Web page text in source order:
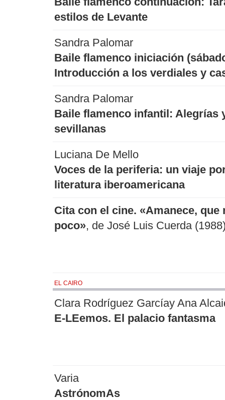
estilos de Levante
Sandra Palomar
Baile flamenco iniciación
Introducción a los verdiales y
Sandra Palomar
Baile flamenco infantil: Alegrías
sevillanas
Luciana De Mello
Voces de la periferia: un viaje
literatura iberoamericana
Cita con el cine. «Amanece, que
poco», de José Luis Cuerda
EL CAIRO
Clara Rodríguez Garcíay Ana
E-LEemos. El palacio fantasma
Varia
AstrónomAs